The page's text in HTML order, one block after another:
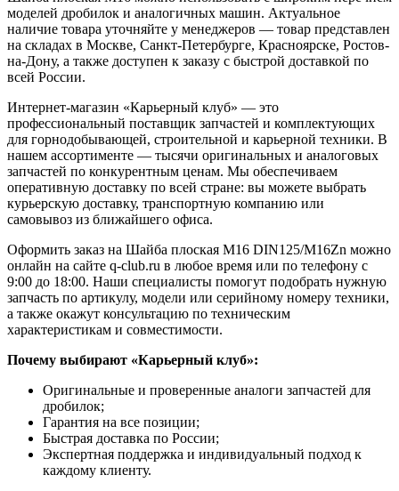
моделей дробилок и аналогичных машин. Актуальное
наличие товара уточняйте у менеджеров — товар представлен
на складах в Москве, Санкт-Петербурге, Красноярске, Ростов-
на-Дону, а также доступен к заказу с быстрой доставкой по
всей России.
Интернет-магазин «Карьерный клуб» — это
профессиональный поставщик запчастей и комплектующих
для горнодобывающей, строительной и карьерной техники. В
нашем ассортименте — тысячи оригинальных и аналоговых
запчастей по конкурентным ценам. Мы обеспечиваем
оперативную доставку по всей стране: вы можете выбрать
курьерскую доставку, транспортную компанию или
самовывоз из ближайшего офиса.
Оформить заказ на Шайба плоская M16 DIN125/M16Zn можно
онлайн на сайте q-club.ru в любое время или по телефону с
9:00 до 18:00. Наши специалисты помогут подобрать нужную
запчасть по артикулу, модели или серийному номеру техники,
а также окажут консультацию по техническим
характеристикам и совместимости.
Почему выбирают «Карьерный клуб»:
Оригинальные и проверенные аналоги запчастей для
дробилок;
Гарантия на все позиции;
Быстрая доставка по России;
Экспертная поддержка и индивидуальный подход к
каждому клиенту.